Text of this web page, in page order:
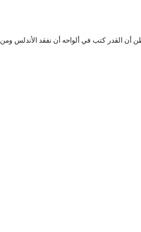
أن القدر كتب في ألواحه أن نفقد الأندلس ومن